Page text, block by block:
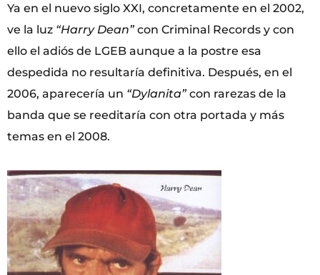
Ya en el nuevo siglo XXI, concretamente en el 2002,
ve la luz “Harry Dean”con Criminal Records y con
ello el adiós de LGEB aunque a la postre esa
despedida no resultaría definitiva. Después, en el
2006, aparecería un “Dylanita”con rarezas de la
banda que se reeditaría con otra portada y más
temas en el 2008.